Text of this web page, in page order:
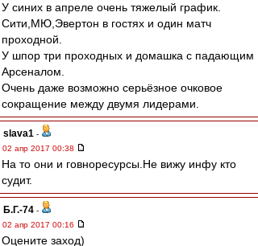
У синих в апреле очень тяжелый график.
Cити,МЮ,Эвертон в гостях и один матч
проходной.
У шпор три проходных и домашка с падающим
Арсеналом.
Очень даже возможно серьёзное очковое
сокращение между двумя лидерами.
slava1 -
02 апр 2017 00:38
На то они и говноресурсы.Не вижу инфу кто
судит.
Б.Г.-74 -
02 апр 2017 00:16
Оцените заход)